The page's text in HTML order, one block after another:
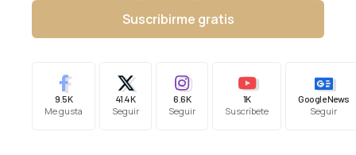
Suscribirme gratis
9.5K
Me gusta
41.4K
Seguir
6.6K
Seguir
1K
Suscríbete
Google News
Seguir